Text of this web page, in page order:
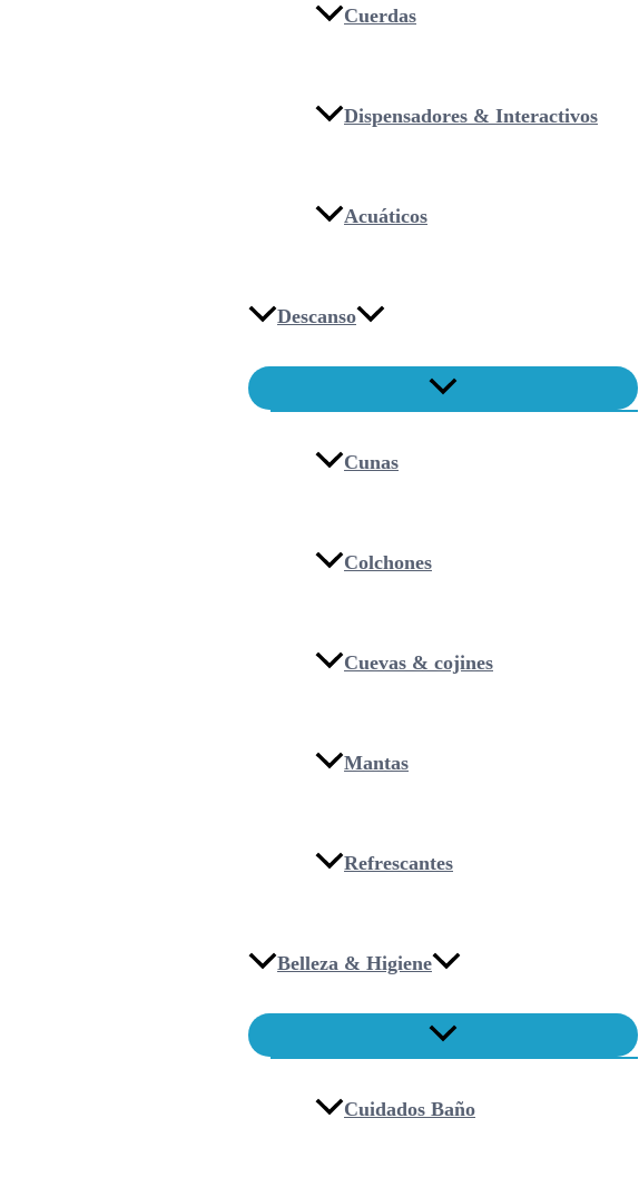
Cuerdas
Dispensadores & Interactivos
Acuáticos
Descanso
Cunas
Colchones
Cuevas & cojines
Mantas
Refrescantes
Belleza & Higiene
Cuidados Baño